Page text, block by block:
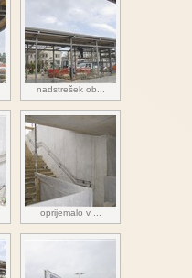
nadstrešek ob...
oprijemalo v ...